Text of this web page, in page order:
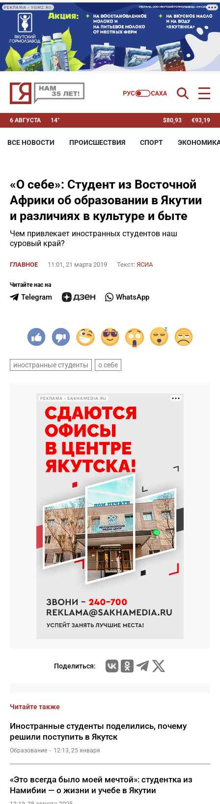
РЕКЛАМА • YGMZ.RU
6 АВГУСТА 14° $80,93 €93,19
ВСЕ НОВОСТИ ПРОИСШЕСТВИЯ СПОРТ
«О себе»: Студент из Восточной
Африки об образовании в Якутии
и различиях в культуре и быте
Чем привлекает иностранных студентов наш
суровый край?
ГЛАВНОЕ 11:01, 21 марта 2019 Текст: ЯСИА
Читайте нас на
Telegram WhatsApp
иностранные студенты о себе
РЕКЛАМА • SAKHAMEDIA.RU
Поделиться:
Читайте также
Иностранные студенты поделились, почему
решили поступить в Якутск
Образование 12:13, 25 января
«Это всегда было моей мечтой»: студентка из
Намибии — о жизни и учебе в Якутии